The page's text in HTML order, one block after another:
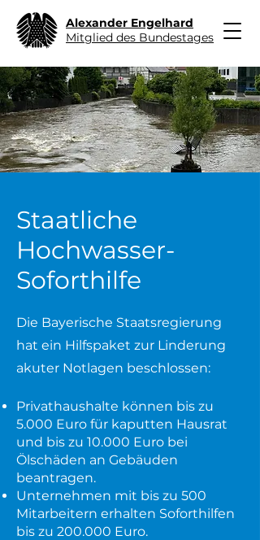
Alexander Engelhard
Mitglied des Bundestages
Staatliche
Hochwasser-
Soforthilfe
Die Bayerische Staatsregierung
hat ein Hilfspaket zur Linderung
akuter Notlagen beschlossen:
Privathaushalte können bis zu
5.000 Euro für kaputten Hausrat
und bis zu 10.000 Euro bei
Ölschäden an Gebäuden
beantragen.
Unternehmen mit bis zu 500
Mitarbeitern erhalten Soforthilfen
bis zu 200.000 Euro.